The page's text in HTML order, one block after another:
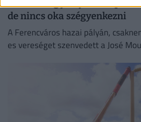
de nincs oka szégyenkezni
A Ferencváros hazai pályán,
es vereséget szenvedett a José